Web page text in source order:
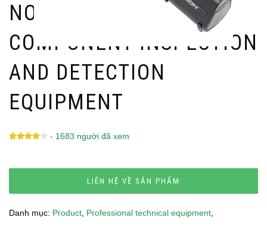
NON-LINEAR
COMPONENT INSPECTION
AND DETECTION
EQUIPMENT
- 1683 người đã xem
LIÊN HỆ VỀ SẢN PHẨM
Danh mục: Product Professional technical equipment